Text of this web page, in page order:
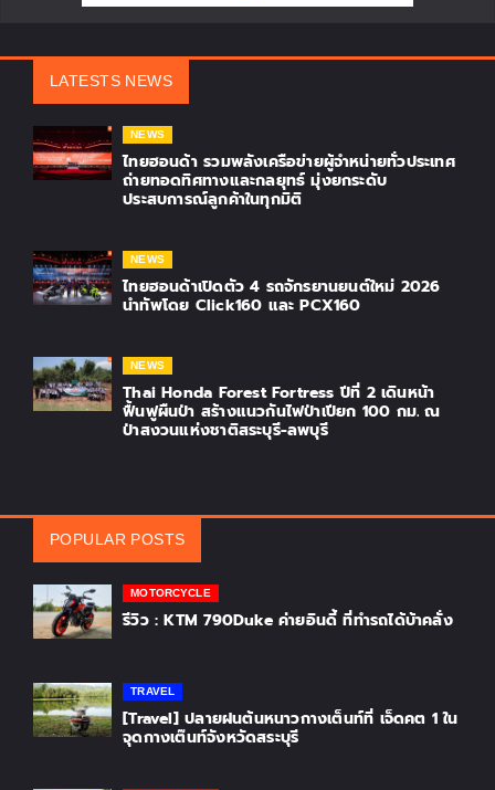
LATESTS NEWS
NEWS
ไทยฮอนด้า รวมพลังเครือข่ายผู้จำหน่ายทั่วประเทศ
ถ่ายทอดทิศทางและกลยุทธ์ มุ่งยกระดับ
ประสบการณ์ลูกค้าในทุกมิติ
NEWS
ไทยฮอนด้าเปิดตัว 4 รถจักรยานยนต์ใหม่ 2026
นำทัพโดย Click160 และ PCX160
NEWS
Thai Honda Forest Fortress ปีที่ 2 เดินหน้า
ฟื้นฟูผืนป่า สร้างแนวกันไฟป่าเปียก 100 กม. ณ
ป่าสงวนแห่งชาติสระบุรี-ลพบุรี
POPULAR POSTS
MOTORCYCLE
รีวิว : KTM 790Duke ค่ายอินดี้ ที่ทำรถได้บ้าคลั่ง
TRAVEL
[Travel] ปลายฝนต้นหนาวกางเต็นท์ที่ เจ็ดคต 1 ใน
จุดกางเต๊นท์จังหวัดสระบุรี